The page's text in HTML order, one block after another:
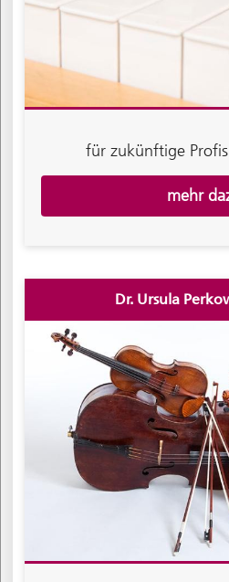
für zukünftige
mehr
Dr. Ursula